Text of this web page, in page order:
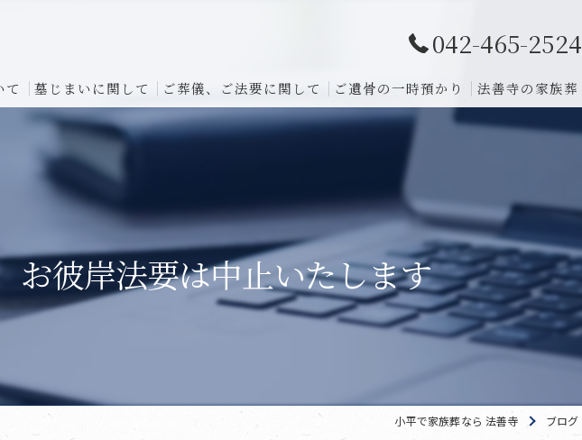
042-465-2524
て 墓じまいに関して ご葬儀、ご法要に関して ご遺骨の一時預かり 法善寺の家族葬
費用
1日葬
相談
お彼岸法要は中止いたします
小平で家族葬なら 法善寺 ブログ